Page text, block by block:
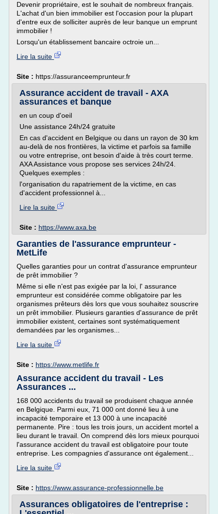
Devenir propriétaire, est le souhait de nombreux français.
L'achat d'un bien immobilier est l'occasion pour la plupart
d'entre eux de solliciter auprès de leur banque un emprunt
immobilier !
Lorsqu'un établissement bancaire octroie un...
Lire la suite
Site : https://assuranceemprunteur.fr
Assurance accident de travail - AXA
assurances et banque
en un coup d'oeil
Une assistance 24h/24 gratuite
En cas d'accident en Belgique ou dans un rayon de 30 km
au-delà de nos frontières, la victime et parfois sa famille
ou votre entreprise, ont besoin d'aide à très court terme.
AXA Assistance vous propose ses services 24h/24.
Quelques exemples :
l'organisation du rapatriement de la victime, en cas
d'accident professionnel à...
Lire la suite
Site : https://www.axa.be
Garanties de l'assurance emprunteur -
MetLife
Quelles garanties pour un contrat d'assurance emprunteur
de prêt immobilier ?
Même si elle n'est pas exigée par la loi, l' assurance
emprunteur est considérée comme obligatoire par les
organismes prêteurs dès lors que vous souhaitez souscrire
un prêt immobilier. Plusieurs garanties d'assurance de prêt
immobilier existent, certaines sont systématiquement
demandées par les organismes...
Lire la suite
Site : https://www.metlife.fr
Assurance accident du travail - Les
Assurances ...
168 000 accidents du travail se produisent chaque année
en Belgique. Parmi eux, 71 000 ont donné lieu à une
incapacité temporaire et 13 000 à une incapacité
permanente. Pire : tous les trois jours, un accident mortel a
lieu durant le travail. On comprend dès lors mieux pourquoi
l'assurance accident du travail est obligatoire pour toute
entreprise. Les compagnies d'assurance ont également...
Lire la suite
Site : https://www.assurance-professionnelle.be
Assurances obligatoires de l'entreprise :